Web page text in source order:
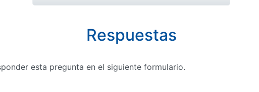
Respuestas
esta pregunta en el siguiente formulario.